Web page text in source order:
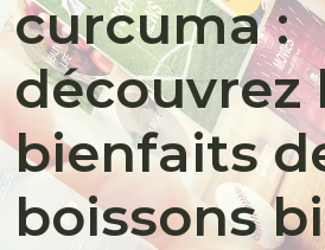
curcuma :
découvrez
bienfaits
boissons